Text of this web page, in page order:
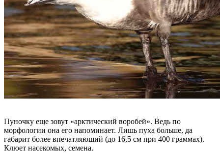
Пуночку еще зовут «арктический воробей». Ведь по
морфологии она его напоминает. Лишь пуха больше, да
габарит более впечатляющий (до 16,5 см при 400 граммах).
Клюет насекомых, семена.